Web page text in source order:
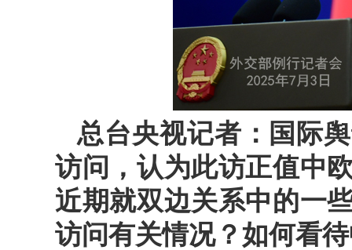
总台央视记者：国际
访问，认为此访正值中
近期就双边关系中的一
访问有关情况？如何看